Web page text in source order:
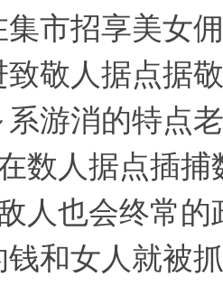
市招享美女
敬人据点据
游消的特点
数人据点插
人也会终常
和女人就被